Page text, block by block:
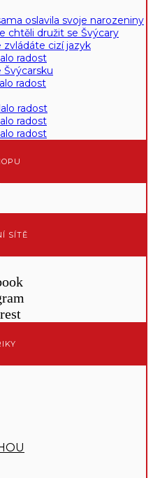
oslavila svoje narozeniny
chtěli družit se Švýcary
cizí jazyk
radost
radost
radost
radost
radost
SÍTĚ